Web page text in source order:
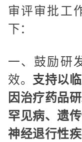
审评审批工
下：
一、鼓励研
效。 支持以
因治疗药品
罕见病、遗
神经退行性